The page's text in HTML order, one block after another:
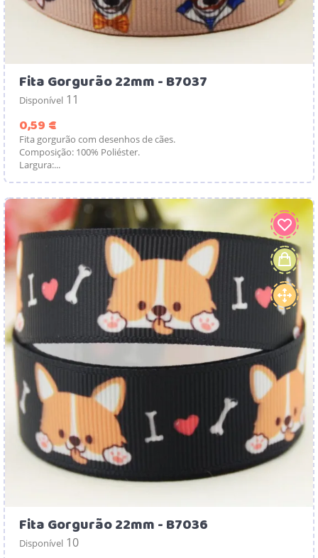
Fita Gorgurão 22mm - B7037
Disponível 11
0,59 €
Fita gorgurão com desenhos de cães.
Composição: 100% Poliéster.
Largura:...
Fita Gorgurão 22mm - B7036
Disponível 10